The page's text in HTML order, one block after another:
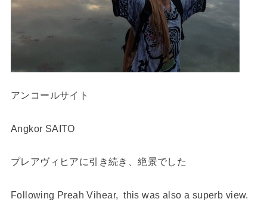
アンコールサイト
Angkor SAITO
プレアヴィヒアに引き続き、絶景でした
Following Preah Vihear, this was also a superb view.